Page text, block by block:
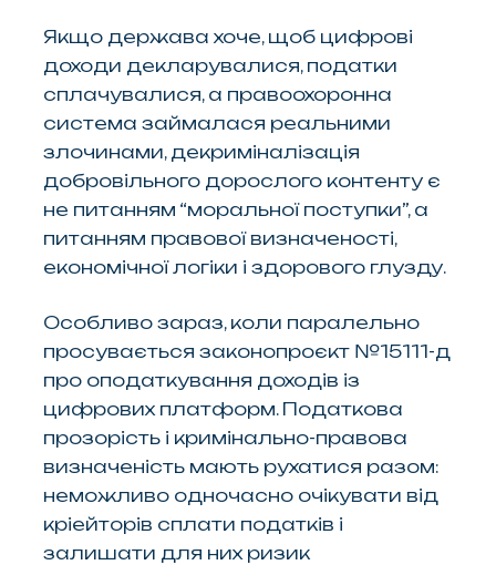
Якщо держава хоче, щоб цифрові
доходи декларувалися, податки
сплачувалися, а правоохоронна
система займалася реальними
злочинами, декриміналізація
добровільного дорослого контенту є
не питанням “моральної поступки”, а
питанням правової визначеності,
економічної логіки і здорового глузду.
Особливо зараз, коли паралельно
просувається законопроєкт №15111-д
про оподаткування доходів із
цифрових платформ. Податкова
прозорість і кримінально-правова
визначеність мають рухатися разом:
неможливо одночасно очікувати від
кріейторів сплати податків і
залишати для них ризик